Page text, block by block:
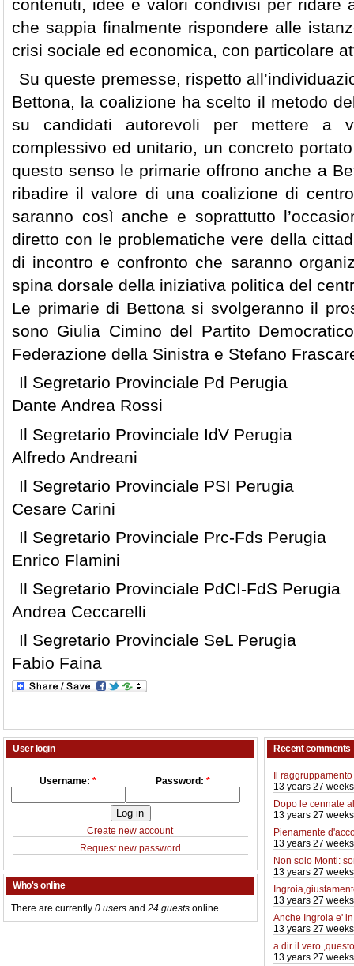
contenuti, idee e valori condivisi per ridare
che sappia finalmente rispondere alle
crisi sociale ed economica, con particolare
Su queste premesse, rispetto
Bettona, la coalizione ha scelto il metodo
su candidati autorevoli per mettere a
complessivo ed unitario, un concreto
questo senso le primarie offrono anche a
ribadire il valore di una coalizione di
saranno così anche e soprattutto
diretto con le problematiche vere della
di incontro e confronto che saranno
spina dorsale della iniziativa politica del
Le primarie di Bettona si svolgeranno il
sono Giulia Cimino del Partito
Federazione della Sinistra e Stefano
Il Segretario Provinciale Pd Perugia
Dante Andrea Rossi
Il Segretario Provinciale IdV Perugia
Alfredo Andreani
Il Segretario Provinciale PSI Perugia
Cesare Carini
Il Segretario Provinciale Prc-Fds Perugia
Enrico Flamini
Il Segretario Provinciale PdCI-FdS Perugia
Andrea Ceccarelli
Il Segretario Provinciale SeL Perugia
Fabio Faina
User login
Username:* Password: *
Create new account
Request new password
Who's online
There are currently 0 users and 24 guests online.
Recent comments
Il
13 years 27
Dopo le cennate
13 years 27
Pienamente
13 years 27
Non solo Monti:
13 years 27
13 years 27
Anche Ingroia e'
13 years 27
a dir il vero ,questo
13 years 27